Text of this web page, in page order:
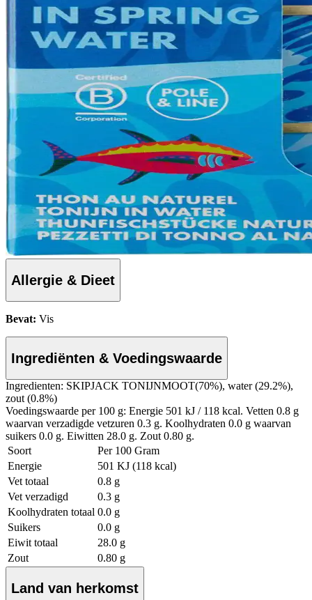
Allergie & Dieet
Bevat: Vis
Ingrediënten & Voedingswaarde
Ingredienten: SKIPJACK TONIJNMOOT(70%), water (29.2%),
zout (0.8%)
Voedingswaarde per 100 g: Energie 501 kJ / 118 kcal. Vetten 0.8 g
waarvan verzadigde vetzuren 0.3 g. Koolhydraten 0.0 g waarvan
suikers 0.0 g. Eiwitten 28.0 g. Zout 0.80 g.
Soort
Per 100 Gram
Energie
501 KJ (118 kcal)
Vet totaal
0.8 g
Vet verzadigd
0.3 g
Koolhydraten totaal 0.0 g
Suikers
0.0 g
Eiwit totaal
28.0 g
Zout
0.80 g
Land van herkomst